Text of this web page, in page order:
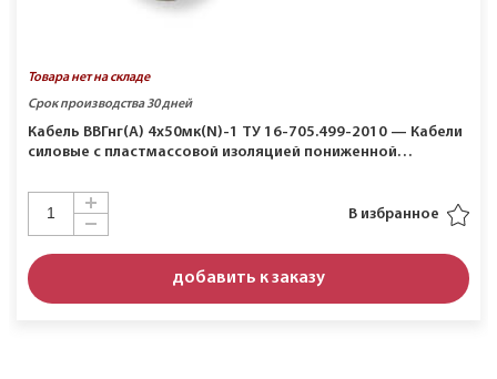
Товара нет на складе
Срок производства 30 дней
Кабель ВВГнг(A) 4х50мк(N)-1 ТУ 16-705.499-2010 — Кабели
силовые с пластмассовой изоляцией пониженной…
В избранное
добавить к заказу